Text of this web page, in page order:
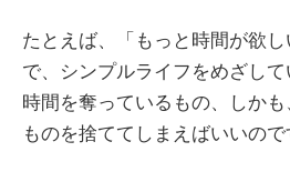
たとえば、「もっと時間が欲
で、シンプルライフをめざし
時間を奪っているもの、しか
ものを捨ててしまえばいいので